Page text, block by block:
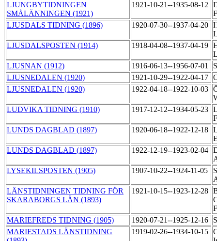
LJUNGBYTIDNINGEN
SMÅLÄNNINGEN (1921)
1921-10-21--1935-08-12
LJUSDALS TIDNING (1896)
1920-07-30--1937-04-20
LJUSDALSPOSTEN (1914)
1918-04-08--1937-04-19
LJUSNAN (1912)
1916-06-13--1956-07-01
LJUSNEDALEN (1920)
1921-10-29--1922-04-17
LJUSNEDALEN (1920)
1922-04-18--1922-10-03
LUDVIKA TIDNING (1910)
1917-12-12--1934-05-23
LUNDS DAGBLAD (1897)
1920-06-18--1922-12-18
LUNDS DAGBLAD (1897)
1922-12-19--1923-02-04
LYSEKILSPOSTEN (1905)
1907-10-22--1924-11-05
LÄNSTIDNINGEN TIDNING FÖR
SKARABORGS LÄN (1893)
1921-10-15--1923-12-28
MARIEFREDS TIDNING (1905)
1920-07-21--1925-12-16
MARIESTADS LÄNSTIDNING
1919-02-26--1934-10-15